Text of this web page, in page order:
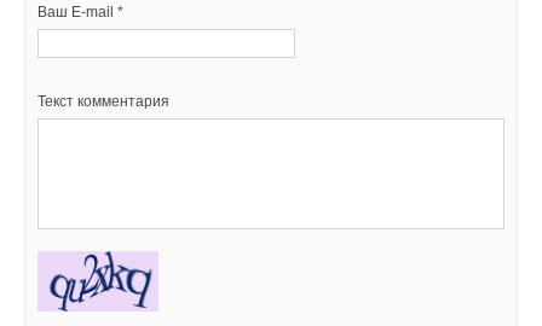
Ваш E-mail *
Текст комментария